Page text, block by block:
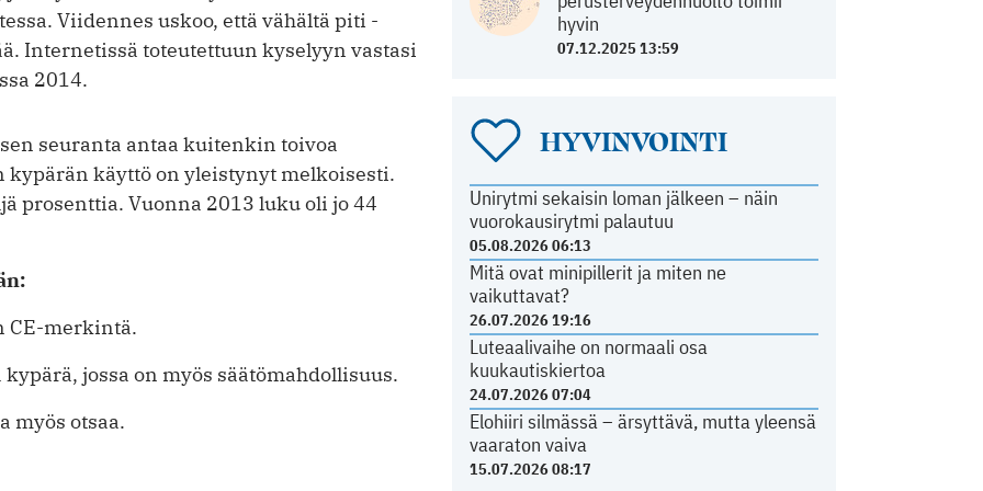
hyvin
07.12.2025 13:59
HYVINVOINTI
Unirytmi sekaisin loman jälkeen – näin
vuorokausirytmi palautuu
05.08.2026 06:13
Mitä ovat minipillerit ja miten ne
vaikuttavat?
26.07.2026 19:16
Luteaalivaihe on normaali osa
kuukautiskiertoa
24.07.2026 07:04
Elohiiri silmässä – ärsyttävä, mutta yleensä
vaaraton vaiva
15.07.2026 08:17
Viidennes uskoo, että vähältä piti -
Internetissä toteutettuun kyselyyn vastasi
2014.
seuranta antaa kuitenkin toivoa
käyttö on yleistynyt melkoisesti.
prosenttia. Vuonna 2013 luku oli jo 44
CE-merkintä.
jossa on myös säätömahdollisuus.
myös otsaa.